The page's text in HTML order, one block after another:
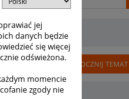
jej
danych będzie
się więcej
odświeżona.
momencie
zgody nie
ROZPOCZNIJ TEMAT